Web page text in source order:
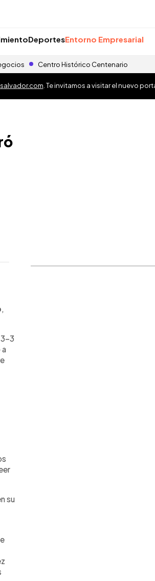
DeportesEntorno Empresarial
Centro Histórico Centenario
. Te invitamos a visitar el nuevo
,
3-3
a
su